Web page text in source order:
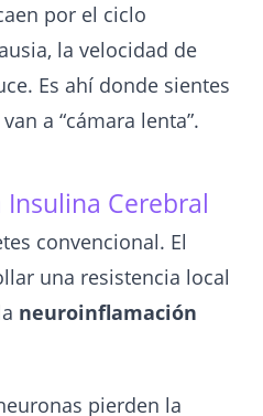
por el ciclo
la velocidad de
Es ahí donde sientes
a “cámara lenta”.
Insulina Cerebral
convencional. El
una resistencia local
neuroinflamación
pierden la